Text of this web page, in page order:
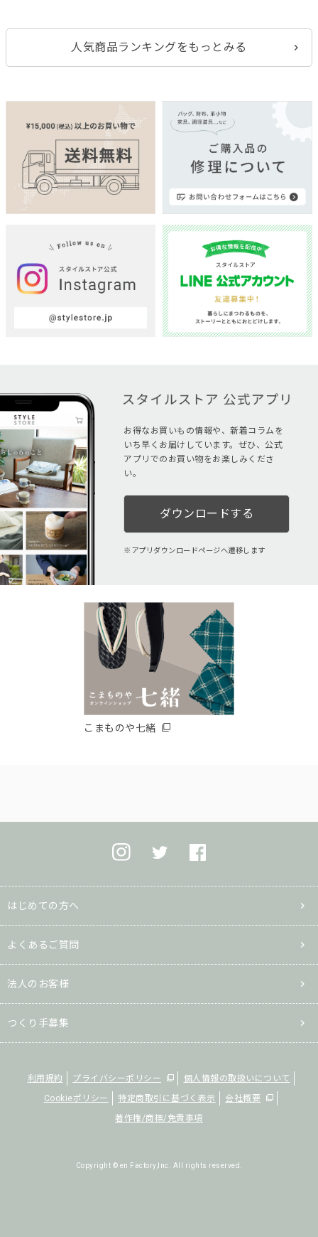
人気商品ランキングをもっとみる
お得なお買いもの情報や、新着コラムを
いち早くお届けしています。ぜひ、公式
アプリでのお買い物をお楽しみくださ
い。
ダウンロードする
アプリダウンロードページへ遷移します
こまものや七緒
はじめての方へ
よくあるご質問
法人のお客様
つくり手募集
利用規約 プライバシーポリシー
個人情報の取扱いについて
Cookieポリシー
特定商取引に基づく表示
会社概要
著作権/商標/免責事項
Copyright © en Factory,Inc. All rights reserved.